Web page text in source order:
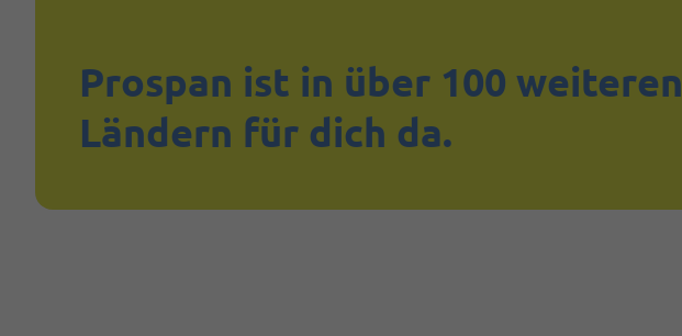
Prospan ist in über 100 weiteren
Ländern für dich da.